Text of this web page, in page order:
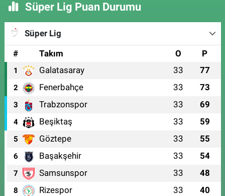
Süper Lig Puan Durumu
Süper Lig
#
Takım O P
1 Galatasaray 33 77
2 Fenerbahçe 33 73
3 Trabzonspor 33 69
4 Beşiktaş 33 59
5 Göztepe 33 55
6 Başakşehir 33 54
7 Samsunspor 33 48
8 Rizespor 33 40